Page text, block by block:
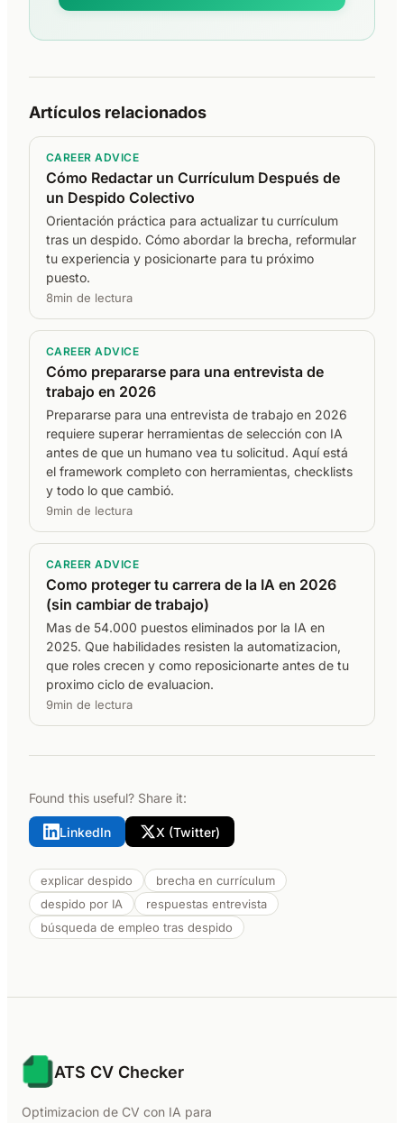
Artículos relacionados
CAREER ADVICE
Cómo Redactar un Currículum Después de
un Despido Colectivo
Orientación práctica para actualizar tu currículum
tras un despido. Cómo abordar la brecha, reformular
tu experiencia y posicionarte para tu próximo
puesto.
8min de lectura
CAREER ADVICE
Cómo prepararse para una entrevista de
trabajo en 2026
Prepararse para una entrevista de trabajo en 2026
requiere superar herramientas de selección con IA
antes de que un humano vea tu solicitud. Aquí está
el framework completo con herramientas, checklists
y todo lo que cambió.
9min de lectura
CAREER ADVICE
Como proteger tu carrera de la IA en 2026
(sin cambiar de trabajo)
Mas de 54.000 puestos eliminados por la IA en
2025. Que habilidades resisten la automatizacion,
que roles crecen y como reposicionarte antes de tu
proximo ciclo de evaluacion.
9min de lectura
Found this useful? Share it:
LinkedIn X (Twitter)
explicar despido
brecha en currículum
despido por IA
respuestas entrevista
búsqueda de empleo tras despido
ATS CV Checker
Optimizacion de CV con IA para